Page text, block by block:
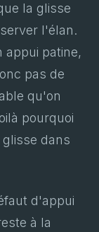
la glisse
l'élan.
appui patine,
pas de
qu'on
pourquoi
dans
d'appui
à la